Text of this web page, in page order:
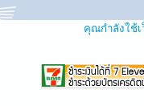
คุณกำลังใช้เ